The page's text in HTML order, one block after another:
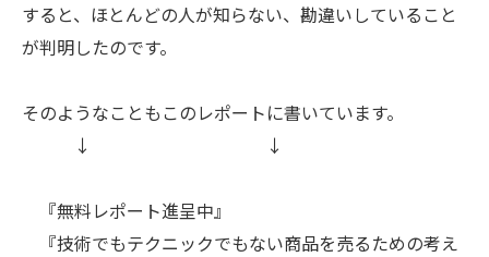
すると、ほとんどの人が知らない、勘違いしていること
が判明したのです。
そのようなこともこのレポートに書いています。
↓ ↓
『無料レポート進呈中』
『技術でもテクニックでもない商品を売るための考え